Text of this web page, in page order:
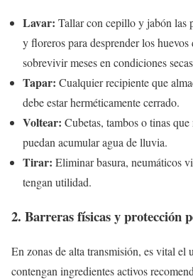
Lavar: Tallar con cepillo y jabón las
y floreros para desprender los
sobrevivir meses en condiciones
Tapar: Cualquier recipiente que
debe estar herméticamente cerrado.
Voltear: Cubetas, tambos o tinas
puedan acumular agua de lluvia.
Tirar: Eliminar basura, neumáticos
tengan utilidad.
2. Barreras físicas y protección
En zonas de alta transmisión, es vital el
contengan ingredientes activos